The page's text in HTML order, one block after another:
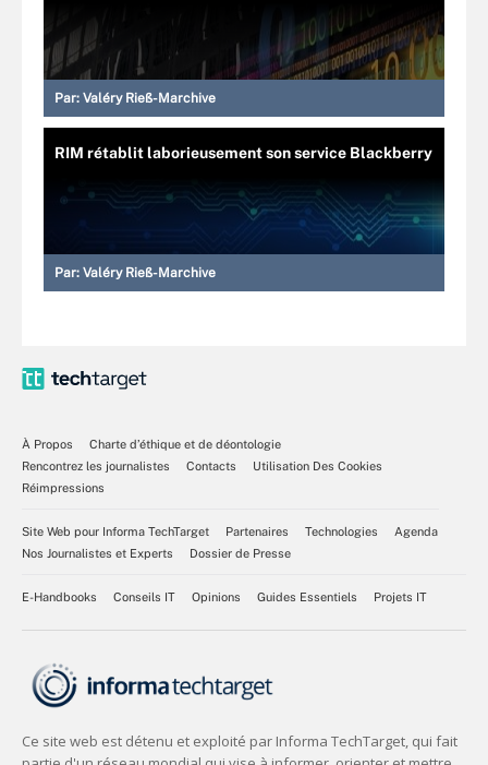
Par: Valéry Rieß-Marchive
RIM rétablit laborieusement son service Blackberry
Par: Valéry Rieß-Marchive
À Propos
Charte d’éthique et de déontologie
Rencontrez les journalistes
Contacts
Utilisation Des Cookies
Réimpressions
Site Web pour Informa TechTarget Partenaires Technologies
Agenda
Nos Journalistes et Experts
Dossier de Presse
E-Handbooks Conseils IT Opinions Guides Essentiels Projets IT